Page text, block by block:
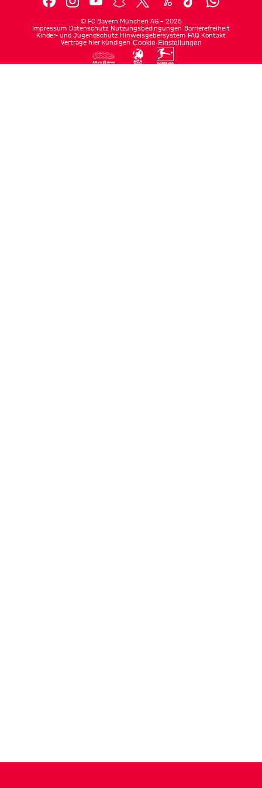
© FC Bayern München AG – 2026
Impressum Datenschutz Nutzungsbedingungen Barrierefreiheit
Kinder- und Jugendschutz Hinweisgebersystem FAQ Kontakt
Verträge hier kündigen Cookie-Einstellungen